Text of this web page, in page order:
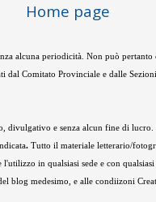
Home page
alcuna periodicità. Non può
Comitato Provinciale e dalle
divulgativo e senza alcun fine di
. Tutto il materiale letterario/
in qualsiasi sede e con
blog medesimo, e alle condiizoni